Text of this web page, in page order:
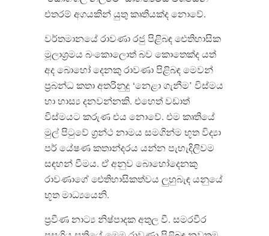
එතරම් අගයකින් යුතු කෘතියක්ද නොවේ.
වර්තමානයේ රාවණා රජු පිළිබඳ ඓතිහාසික
මූලාශ්‍රමය බංකොලොත් බව කොතෙක්ද යත්
අද බොහෝ දෙනකු රාවණා පිළිබඳ මෙවන්
ප්‍රබන්ධ කතා අතරිනුදු ‘නෙළා ගැනීම’ විස්මය
හා හාස්‍ය දනවන්නකි. එහෙත් වඩාත්
විස්මයට කරුණ එය නොවේ. එම කෘතියේ
මුල් පිටුවේ ග්‍රන්ථ නාමය සමගින්ම භූත විද්‍යා
පර් යේෂණ කතාන්දරය යන්න පැහැදිලිවම
සඳහන් වීමය. ඒ අනුව බොහෝදෙනකු
රාවණාගේ ඓතිහාසිකත්වය ලුහුබැඳ යනුයේ
භූත මාධ්‍යයෙනි.
ප්‍රවීණ නාට්‍ය නිෂ්පාදක අතුල වී. සමරවීර